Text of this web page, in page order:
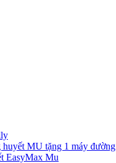
MU tặng 1 máy đường
EasyMax Mu